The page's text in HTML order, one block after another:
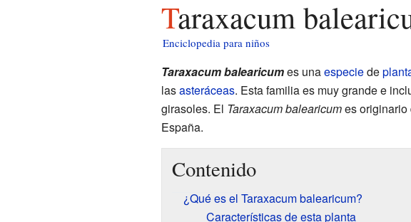
Taraxacum
Enciclopedia para niños
Taraxacum balearicumes unaespeciede
lasasteráceas. Esta familia es muy grande e
girasoles. El Taraxacum balearicumes originario
España.
Contenido
¿Qué es el Taraxacum balearicum?
Características de esta planta